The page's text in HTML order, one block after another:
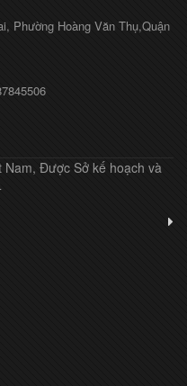
Phường Hoàng Văn Thụ,Quận
Nam, Được Sở kế hoạch và